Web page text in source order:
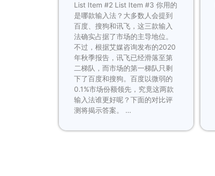
List Item #2 List Item #3 你用的
是哪款输入法？大多数人会提到
百度、搜狗和讯飞，这三款输入
法确实占据了市场的主导地位。
不过，根据艾媒咨询发布的2020
年秋季报告，讯飞已经滑落至第
二梯队，而市场的第一梯队只剩
下了百度和搜狗。百度以微弱的
0.1%市场份额领先，究竟这两款
输入法谁更好呢？下面的对比评
测将揭示答案。 …